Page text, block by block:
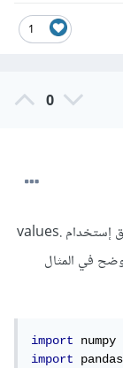
1
0
يمكننا أن نحول dataframe إلى مصفوفة عن طريق إستخدام .values
في المثال
import
import